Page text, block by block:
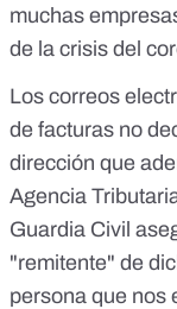
muchas
de la crisis del
Los correos
de facturas no
dirección que
Agencia
Guardia Civil
"remitente" de
persona que nos